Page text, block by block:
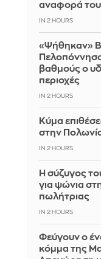
αναφορά του
IN 2 HOURS
«Ψήθηκαν»
βαθμούς ο
περιοχές
IN 2 HOURS
Κύμα
στην
IN 2 HOURS
Η σύζυγος
για ψώνια
πωλήτριας
IN 2 HOURS
Φεύγουν ο
κόμμα της